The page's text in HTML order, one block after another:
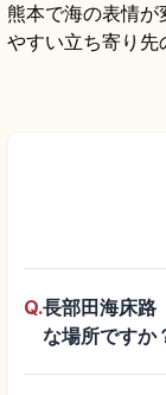
熊本で海の表情
やすい立ち寄り先
Q.長部田海床路
な場所ですか